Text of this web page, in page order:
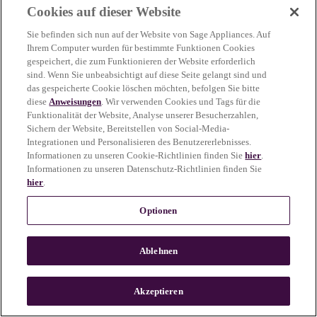
more information)
n
Cookies auf dieser Website
Sie befinden sich nun auf der Website von Sage Appliances. Auf
Ihrem Computer wurden für bestimmte Funktionen Cookies
gespeichert, die zum Funktionieren der Website erforderlich
sind. Wenn Sie unbeabsichtigt auf diese Seite gelangt sind und
das gespeicherte Cookie löschen möchten, befolgen Sie bitte
dieseAnweisungen. Wir verwenden Cookies und Tags für die
Funktionalität der Website, Analyse unserer Besucherzahlen,
Sichern der Website, Bereitstellen von Social-Media-
Integrationen und Personalisieren des Benutzererlebnisses.
Informationen zu unseren Cookie-Richtlinien finden Siehier.
Informationen zu unseren Datenschutz-Richtlinien finden Sie
hier.
Optionen
Ablehnen
Akzeptieren